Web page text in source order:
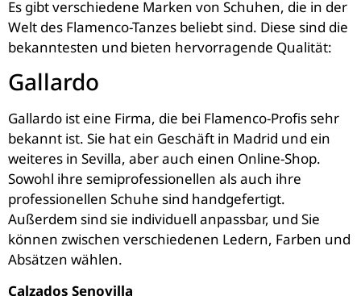
Es gibt verschiedene Marken von Schuhen, die in der
Welt des Flamenco-Tanzes beliebt sind. Diese sind die
bekanntesten und bieten hervorragende Qualität:
Gallardo
Gallardo ist eine Firma, die bei Flamenco-Profis sehr
bekannt ist. Sie hat ein Geschäft in Madrid und ein
weiteres in Sevilla, aber auch einen Online-Shop.
Sowohl ihre semiprofessionellen als auch ihre
professionellen Schuhe sind handgefertigt.
Außerdem sind sie individuell anpassbar, und Sie
können zwischen verschiedenen Ledern, Farben und
Absätzen wählen.
Calzados Senovilla